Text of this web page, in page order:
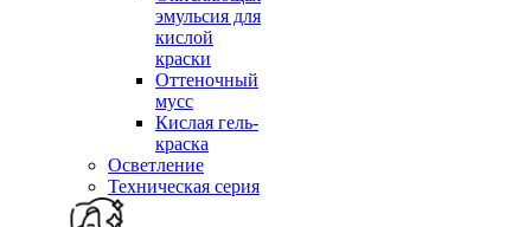
эмульсия для
кислой
краски
Оттеночный
мусс
Кислая гель-
краска
Осветление
Техническая серия